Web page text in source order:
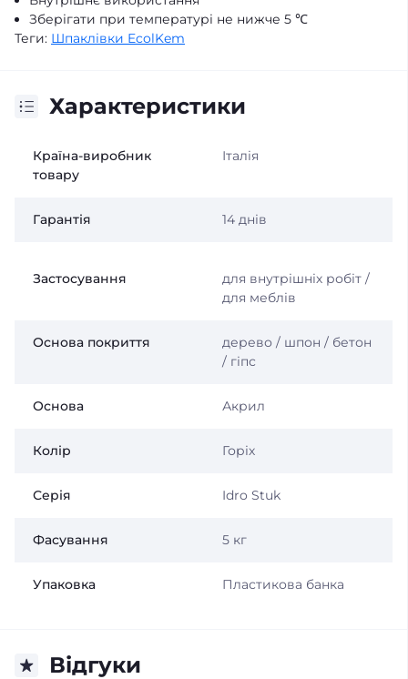
Зберігати при температурі не нижче 5 ℃
Теги: Шпаклівки EcolKem
Характеристики
Країна-виробник
товару
Італія
Гарантія 14 днів
Застосування
для внутрішніх робіт /
для меблів
Основа покриття
дерево / шпон / бетон
/ гіпс
Основа Акрил
Колір Горіх
Серія Idro Stuk
Фасування 5 кг
Упаковка Пластикова банка
Відгуки